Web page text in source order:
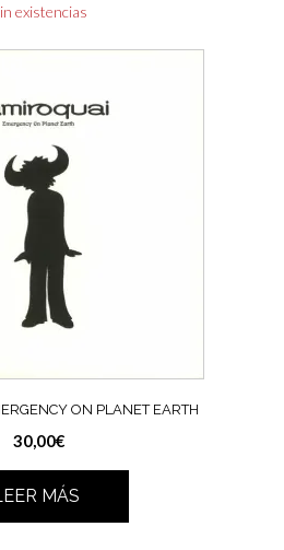
existencias
ON PLANET EARTH
30,00€
MÁS